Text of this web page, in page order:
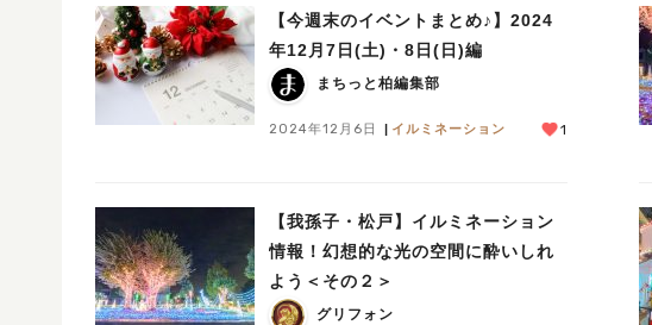
【今週末のイベントまとめ♪】2024
年12月7日(土)・8日(日)編
まちっと柏編集部
2024年12月6日 イルミネーション 1
【我孫子・松戸】イルミネーション
情報！幻想的な光の空間に酔いしれ
よう＜その２＞
グリフォン